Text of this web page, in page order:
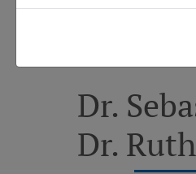
Dr.
Dr.